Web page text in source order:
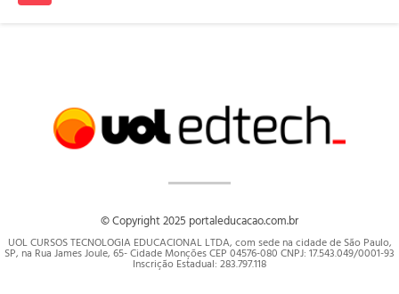
© Copyright 2025 portaleducacao.com.br
UOL CURSOS TECNOLOGIA EDUCACIONAL LTDA, com sede na cidade de São Paulo,
SP, na Rua James Joule, 65- Cidade Monções CEP 04576-080 CNPJ: 17.543.049/0001-93
Inscrição Estadual: 283.797.118